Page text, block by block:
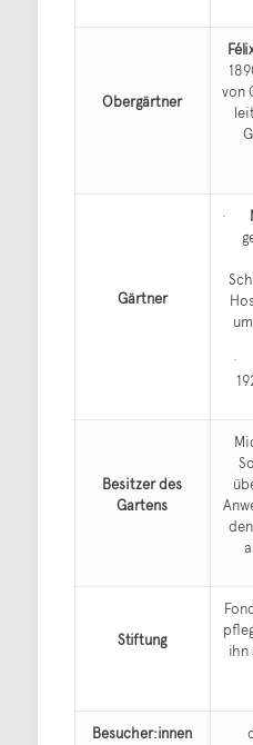
Obergärtner
von
Gärtner
·
·
Besitzer des
Gartens
Stiftung
ihn
Besucher:innen